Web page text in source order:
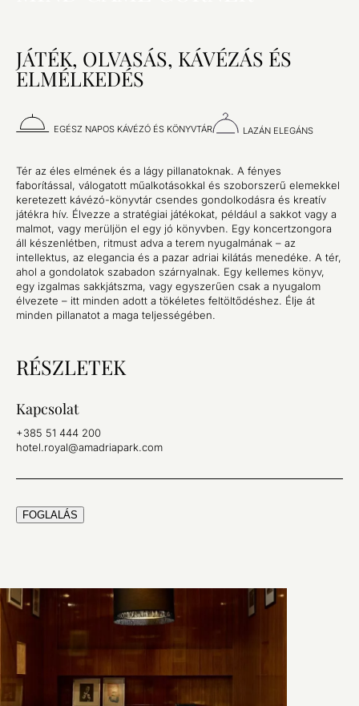
JÁTÉK, OLVASÁS, KÁVÉZÁS ÉS
ELMÉLKEDÉS
EGÉSZ NAPOS KÁVÉZÓ ÉS KÖNYVTÁR LAZÁN ELEGÁNS
Tér az éles elmének és a lágy pillanatoknak. A fényes
faborítással, válogatott műalkotásokkal és szoborszerű elemekkel
keretezett kávézó-könyvtár csendes gondolkodásra és kreatív
játékra hív. Élvezze a stratégiai játékokat, például a sakkot vagy a
malmot, vagy merüljön el egy jó könyvben. Egy koncertzongora
áll készenlétben, ritmust adva a terem nyugalmának – az
intellektus, az elegancia és a pazar adriai kilátás menedéke. A tér,
ahol a gondolatok szabadon szárnyalnak. Egy kellemes könyv,
egy izgalmas sakkjátszma, vagy egyszerűen csak a nyugalom
élvezete – itt minden adott a tökéletes feltöltődéshez. Élje át
minden pillanatot a maga teljességében.
RÉSZLETEK
Kapcsolat
+385 51 444 200
hotel.royal@amadriapark.com
FOGLALÁS